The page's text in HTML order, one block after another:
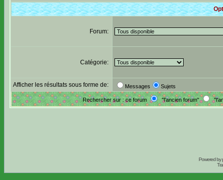
Forum:
Catégorie:
Afficher les résultats sous forme de: Messages Sujets
Rechercher sur : ce forum "l'ancien forum"
Powered by